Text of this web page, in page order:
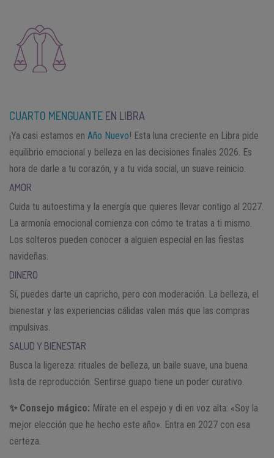
CUARTO MENGUANTE EN LIBRA
¡Ya casi estamos en Año Nuevo! Esta luna creciente en Libra pide
equilibrio emocional y belleza en las decisiones finales 2026. Es
hora de darle a tu corazón, y a tu vida social, un suave reinicio.
AMOR
Cuida tu autoestima y la energía que quieres llevar contigo al 2027.
La armonía emocional comienza con cómo te tratas a ti mismo.
Los solteros pueden conocer a alguien especial en las fiestas
navideñas.
DINERO
Sí, puedes darte un capricho, pero con moderación. La belleza, el
bienestar y las experiencias cálidas valen más que las compras
impulsivas.
SALUD Y BIENESTAR
Busca la ligereza: rituales de belleza, un baile suave, una buena
lista de reproducción. Sentirse guapo tiene un poder curativo.
✨ Consejo mágico: Mírate en el espejo y di en voz alta: «Soy la
mejor elección que he hecho este año». Entra en 2027 con esa
certeza.